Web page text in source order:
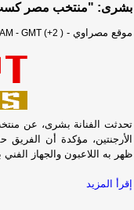
بشرى: "منتخب مصر كسب
موقع مصراوي -
- GMT (+2 )
تحدثت الفنانة بشرى، عن
الأرجنتين، مؤكدة أن
ظهر به اللاعبون والجهاز
إقرأ المزيد